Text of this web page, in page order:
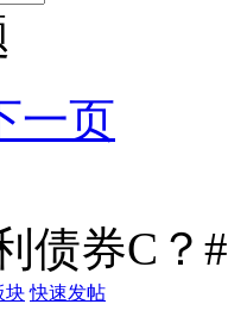
一页
债券C？#
块 快速发帖